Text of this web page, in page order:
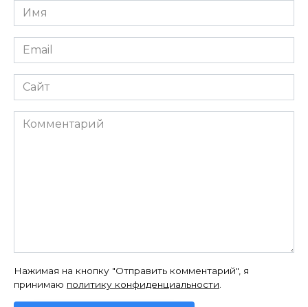
Имя
*
Email
*
Сайт
Комментарий
Нажимая на кнопку "Отправить комментарий", я
принимаю политику конфиденциальности